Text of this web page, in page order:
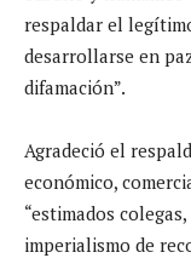
respaldar el
desarrollarse en
difamación”.
Agradeció el
económico,
“estimados
imperialismo de